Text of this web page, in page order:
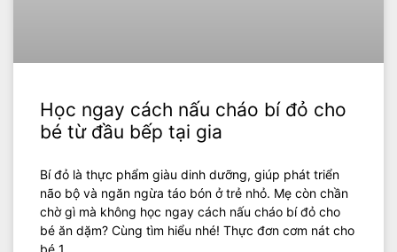
Học ngay cách nấu cháo bí đỏ cho
bé từ đầu bếp tại gia
Bí đỏ là thực phẩm giàu dinh dưỡng, giúp phát triển
não bộ và ngăn ngừa táo bón ở trẻ nhỏ. Mẹ còn chần
chờ gì mà không học ngay cách nấu cháo bí đỏ cho
bé ăn dặm? Cùng tìm hiểu nhé! Thực đơn cơm nát cho
bé 1